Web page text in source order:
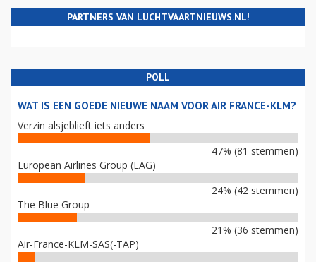
PARTNERS VAN LUCHTVAARTNIEUWS.NL!
POLL
WAT IS EEN GOEDE NIEUWE NAAM VOOR AIR FRANCE-KLM?
Verzin alsjeblieft iets anders
47% (81 stemmen)
European Airlines Group (EAG)
24% (42 stemmen)
The Blue Group
21% (36 stemmen)
Air-France-KLM-SAS(-TAP)